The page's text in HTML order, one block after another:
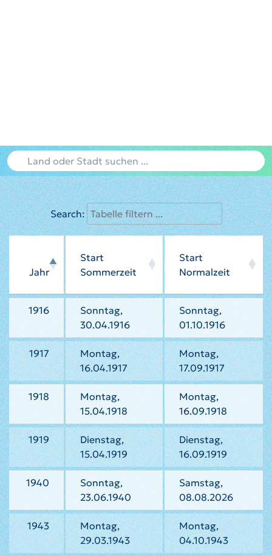
Search:
Jahr
Start
Sommerzeit
Start
Normalzeit
1916
Sonntag,
30.04.1916
Sonntag,
01.10.1916
1917
Montag,
16.04.1917
Montag,
17.09.1917
1918
Montag,
15.04.1918
Montag,
16.09.1918
1919
Dienstag,
15.04.1919
Dienstag,
16.09.1919
1940
Sonntag,
23.06.1940
Samstag,
08.08.2026
1943
Montag,
29.03.1943
Montag,
04.10.1943